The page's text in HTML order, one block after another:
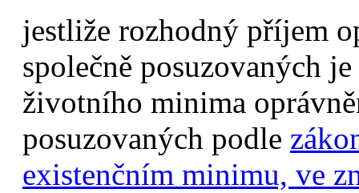
jestliže rozhodný příjem
společně posuzovaných
životního minima
posuzovaných podle
existenčním minimu, ve